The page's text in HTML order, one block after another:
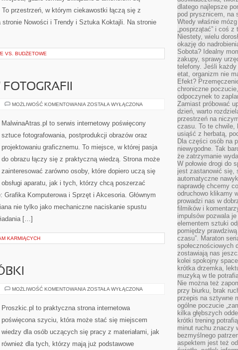
przestrzeń, w którym ciekawostki łączą się z
Nowości i Trendy i Sztuka Koktajli. Na stronie
VS. BUDŻETOWE
MOŻLIWOŚĆ KOMENTOWANIA ZAWÓD
FOTOGRAFII
ZOSTAŁA WYŁĄCZONA
MalwinaAtras.pl to serwis internetowy poświęcony
sztuce fotografowania, postprodukcji obrazów oraz
projektowaniu graficznemu. To miejsce, w której pasja
do obrazu łączy się z praktyczną wiedzą. Strona może
zainteresować zarówno osoby, które dopiero uczą się
obsługi aparatu, jak i tych, którzy chcą poszerzać
Komputerowa i Sprzęt i Akcesoria. Głównym
nie tylko jako mechaniczne naciskanie spustu
[…]
KARMIĄCYCH
MOŻLIWOŚĆ KOMENTOWANIA NAPRAWY
ZOSTAŁA WYŁĄCZONA
Proszkic.pl to praktyczna strona internetowa
poświęcona szyciu, która może stać się miejscem
wiedzy dla osób uczących się pracy z materiałami, jak
również dla tych, którzy mają już podstawowe
dlatego najlepsze
pod prysznicem, na
Wtedy właśnie
„posprzątać” i coś
Niestety, wielu
okazję do
Sobota? Idealny
zakupy, sprawy
telefony. Jeśli każdy
etat, organizm nie
Efekt?
chroniczne
odpoczynek to
Zamiast próbować
dzień, warto
przestrzeń na
czasu. To te chwile,
usiąść z herbatą,
Dla części osób na
niewygodne. Tak
że zatrzymanie
W połowie drogi do
jest zastanowić się,
automatyczne
naprawdę chcemy
odruchowo klikamy
prowadzi nas w
filmików i
impulsów pozwala
elementem sztuki
pomiędzy
czasu”. Maraton
społecznościowych
zostawiają nas
kolei spokojny
krótka drzemka,
muzyką w tle
Nie można też
przy biurku, brak
przepis na sztywne
ogólne poczucie
kilka głębszych
krótki trening
minut ruchu znaczy
bezmyślnego
aspektem jest też